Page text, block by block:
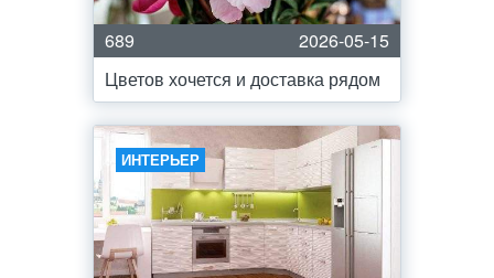
689
2026-05-15
Цветов хочется и доставка рядом
ИНТЕРЬЕР